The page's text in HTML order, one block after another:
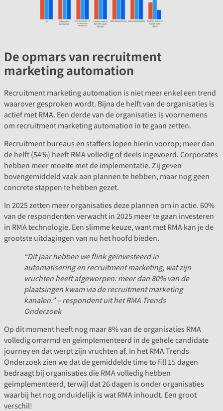
De opmars van recruitment
marketing automation
Recruitment marketing automation is niet meer enkel een trend
waarover gesproken wordt. Bijna de helft van de organisaties is
actief met RMA. Een derde van de organisaties is voornemens
om recruitment marketing automation in te gaan zetten.
Recruitment bureaus en staffers lopen hierin voorop; meer dan
de helft (54%) heeft RMA volledig of deels ingevoerd. Corporates
hebben meer moeite met de implementatie. Zij geven
bovengemiddeld vaak aan plannen te hebben, maar nog geen
concrete stappen te hebben gezet.
In 2025 zetten meer organisaties deze plannen om in actie. 60%
van de respondenten verwacht in 2025 meer te gaan investeren
in RMA technologie. Een slimme keuze, want met RMA kan je de
grootste uitdagingen van nu het hoofd bieden.
“Dit jaar hebben we flink geïnvesteerd in
automatisering en recruitment marketing, wat zijn
vruchten heeft afgeworpen: meer dan 80% van de
plaatsingen kwam via de recruitment marketing
kanalen.” – respondent uit het RMA Trends
Onderzoek
Op dit moment heeft nog maar 8% van de organisaties RMA
volledig omarmd en geïmplementeerd in de gehele candidate
journey en dat werpt zijn vruchten af. In het RMA Trends
Onderzoek zien we dat de gemiddelde time to fill 15 dagen
bedraagt bij organisaties die RMA volledig hebben
geimplementeerd, terwijl dat 26 dagen is onder organisaties
waarbij het nog onduidelijk is wat RMA inhoudt. Een groot
verschil!